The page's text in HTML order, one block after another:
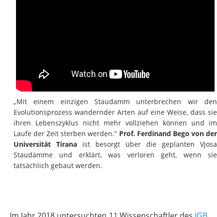
„Mit einem einzigen Staudamm unterbrechen wir den
Evolutionsprozess wandernder Arten auf eine Weise, dass sie
ihren Lebenszyklus nicht mehr vollziehen können und im
Laufe der Zeit sterben werden.“ Prof. Ferdinand Bego von der
Universität Tirana ist besorgt über die geplanten Vjosa
Staudämme und erklärt, was verloren geht, wenn sie
tatsächlich gebaut werden.